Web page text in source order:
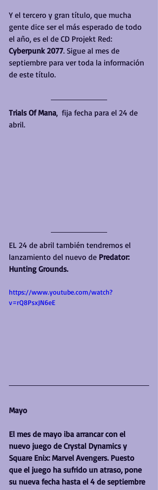
Y el tercero y gran título, que mucha
gente dice ser el más esperado de todo
el año, es el de CD Projekt Red:
Cyberpunk 2077. Sigue al mes de
septiembre para ver toda la información
de este título.
Trials Of Mana,  fija fecha para el 24 de
abril.
EL 24 de abril también tendremos el
lanzamiento del nuevo de Predator:
Hunting Grounds.
https://www.youtube.com/watch?
v=rQ8PsxJN6eE
Mayo
El mes de mayo iba arrancar con el
nuevo juego de Crystal Dynamics y
Square Enix: Marvel Avengers. Puesto
que el juego ha sufrido un atraso, pone
su nueva fecha hasta el 4 de septiembre